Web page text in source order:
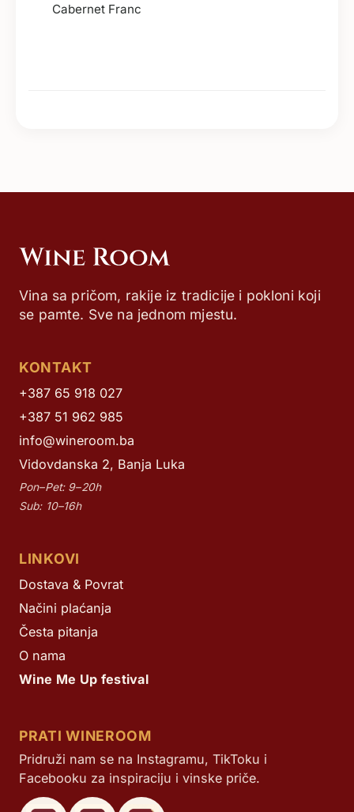
Cabernet Franc
Vina sa pričom, rakije iz tradicije i pokloni koji
se pamte. Sve na jednom mjestu.
KONTAKT
+387 65 918 027
+387 51 962 985
info@wineroom.ba
Vidovdanska 2, Banja Luka
Pon–Pet: 9–20h
Sub: 10–16h
LINKOVI
Dostava & Povrat
Načini plaćanja
Česta pitanja
O nama
Wine Me Up festival
PRATI WINEROOM
Pridruži nam se na Instagramu, TikToku i
Facebooku za inspiraciju i vinske priče.